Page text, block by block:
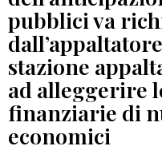
pubblici va
stazione
ad alleggerire
finanziarie di
economici